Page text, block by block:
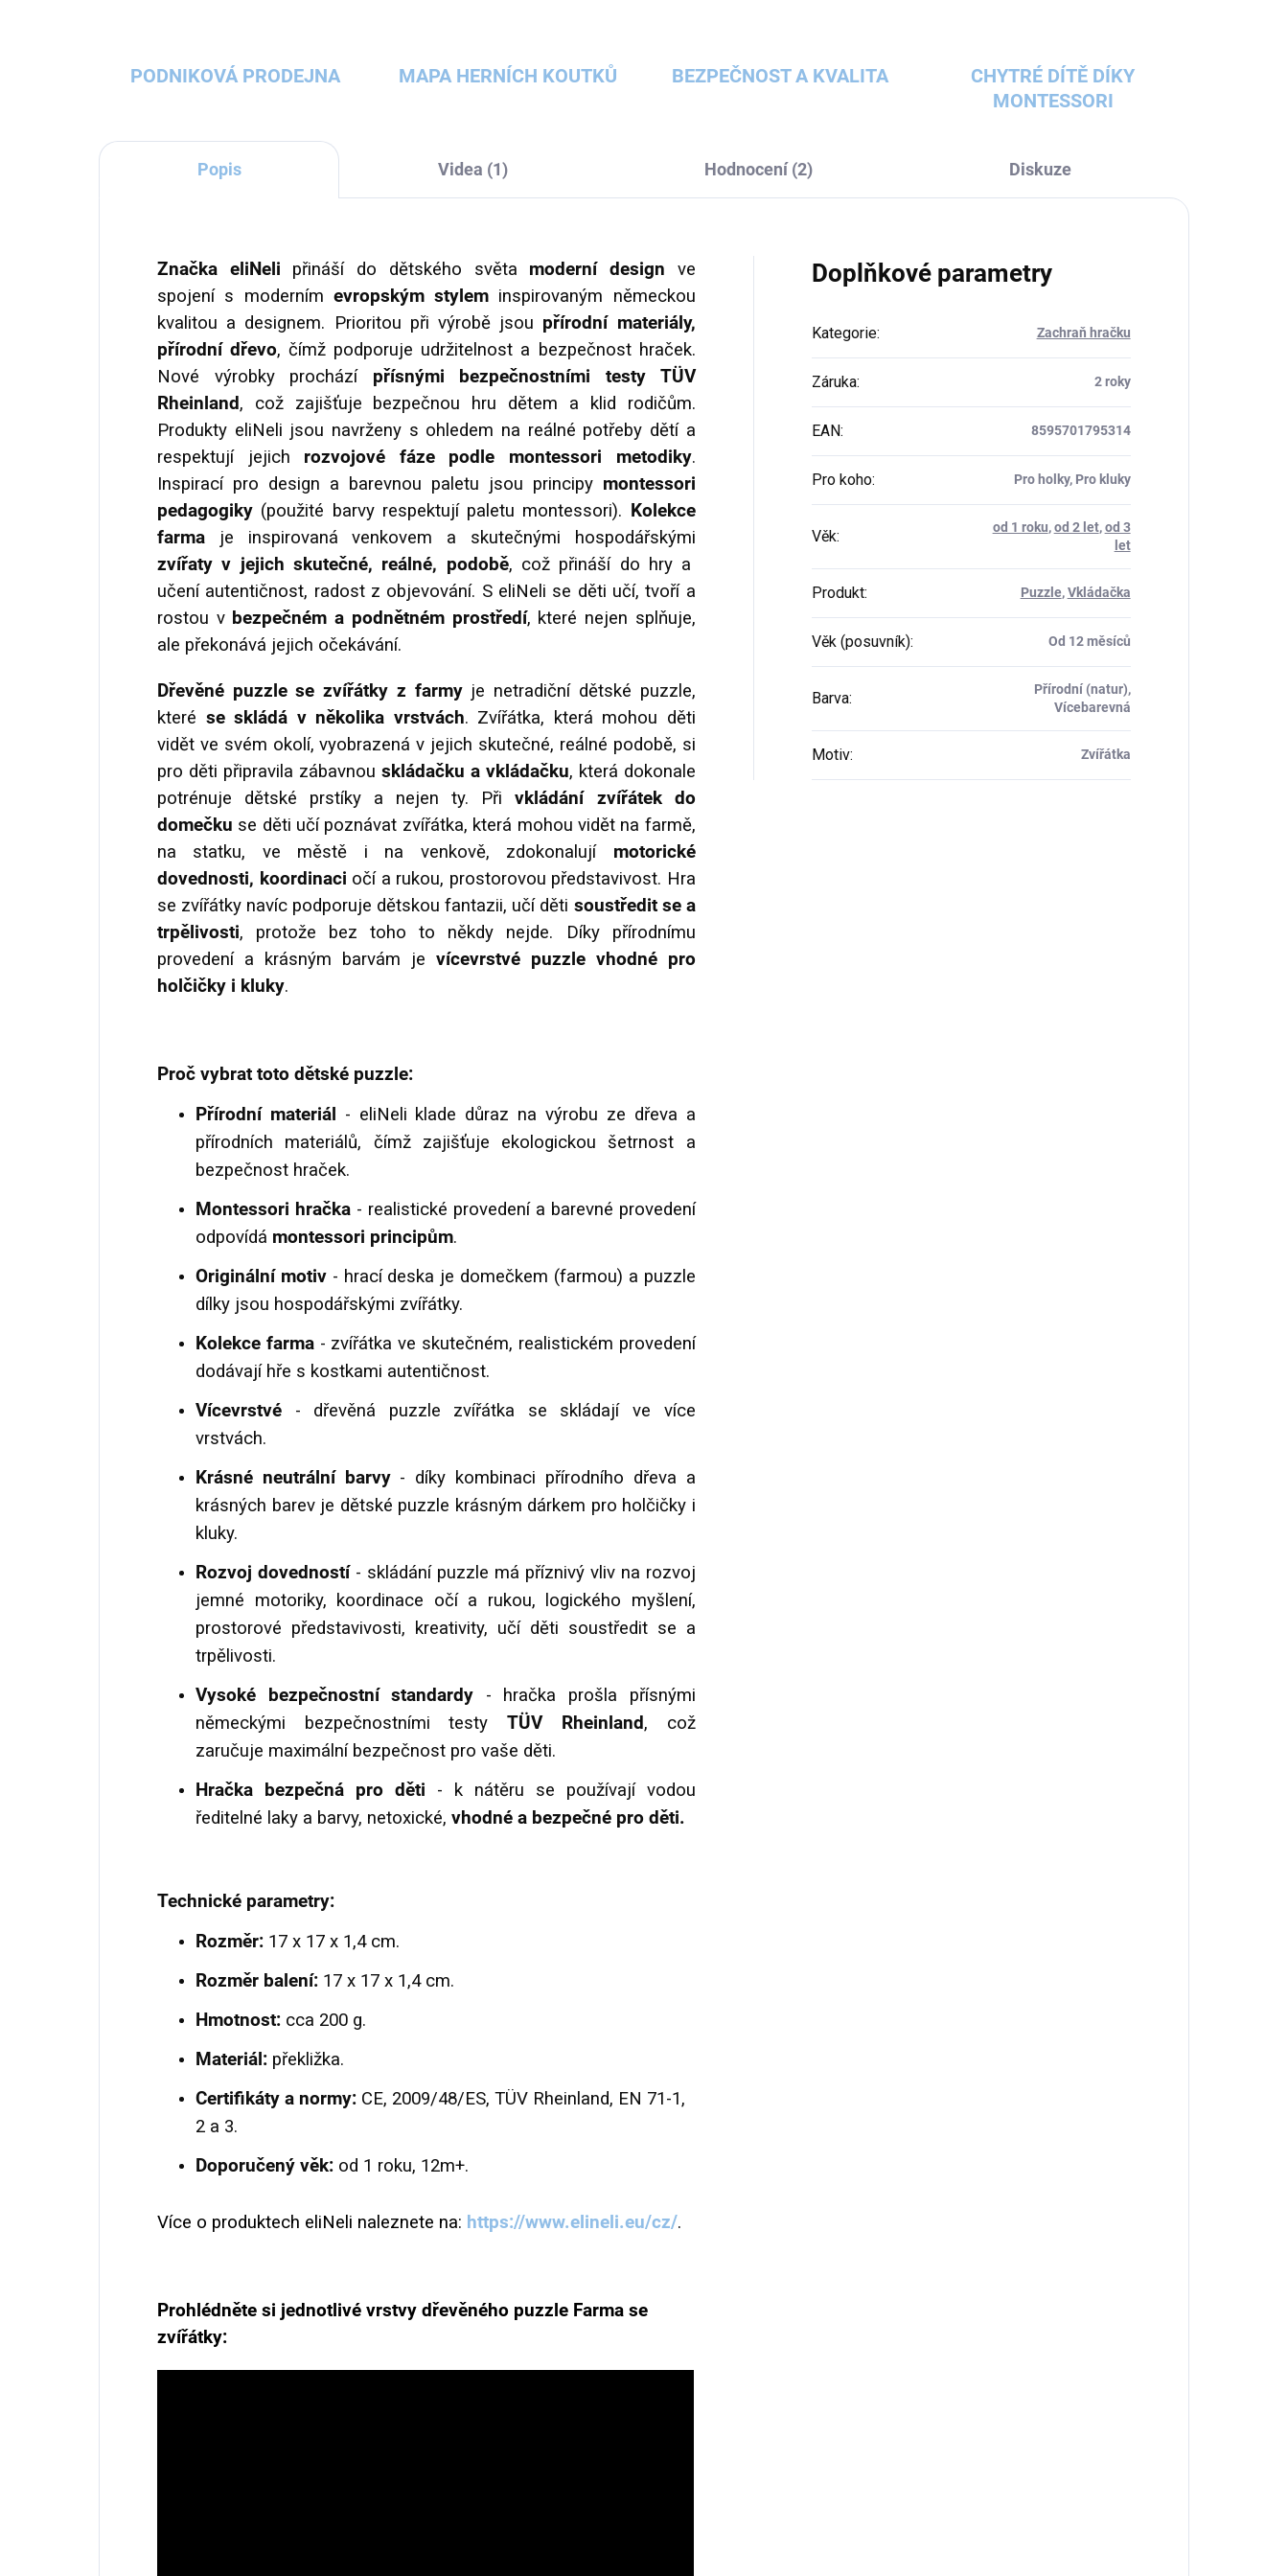
PODNIKOVÁ PRODEJNA MAPA HERNÍCH KOUTKŮ BEZPEČNOST A KVALITA
CHYTRÉ DÍTĚ DÍKY
MONTESSORI
Popis Videa (1) Hodnocení (2) Diskuze
Značka eliNeli přináší do dětského světa moderní design ve
spojení s moderním evropským stylem inspirovaným německou
kvalitou a designem. Prioritou při výrobě jsou přírodní materiály,
přírodní dřevo, čímž podporuje udržitelnost a bezpečnost hraček.
Nové výrobky procházípřísnými bezpečnostními testy TÜV
Rheinland, což zajišťuje bezpečnou hru dětem a klid rodičům.
Produkty eliNeli jsou navrženy s ohledem na reálné potřeby dětí a
respektují jejich rozvojové fáze podle montessori metodiky.
Inspirací pro design a barevnou paletu jsou principy montessori
pedagogiky (použité barvy respektují paletu montessori).
Kolekce
farma je inspirovaná venkovem a skutečnými hospodářskými
zvířaty v jejich skutečné, reálné, podobě, což přináší do hry a
učení autentičnost, radost z objevování. S eliNeli se děti učí, tvoří a
rostou vbezpečném a podnětném prostředí, které nejen splňuje,
ale překonává jejich očekávání.
Dřevěné puzzle se zvířátky z farmyje netradiční dětské puzzle,
které se skládá v několika vrstvách. Zvířátka, která mohou děti
vidět ve svém okolí, vyobrazená v jejich skutečné, reálné podobě, si
pro děti připravila zábavnou skládačku a vkládačku, která dokonale
potrénuje dětské prstíky a nejen ty. Přivkládání zvířátek do
domečku se děti učí poznávat zvířátka, která mohou vidět na farmě,
na statku, ve městě i na venkově, zdokonalují motorické
dovednosti, koordinaci očí a rukou, prostorovou představivost. Hra
se zvířátky navíc podporuje dětskou fantazii, učí děti soustředit se a
trpělivosti, protože bez toho to někdy nejde. Díky přírodnímu
provedení a krásným barvám je vícevrstvé puzzle vhodné pro
holčičky i kluky.
Proč vybrat toto dětské puzzle:
Přírodní materiál
- eliNeli klade důraz na výrobu ze dřeva a
přírodních materiálů, čímž zajišťuje ekologickou šetrnost a
bezpečnost hraček.
Montessori hračka- realistické provedení a barevné provedení
odpovídá montessori principům.
Originální motiv- hrací deska je domečkem (farmou) a puzzle
dílky jsou hospodářskými zvířátky.
Kolekce farma- zvířátka ve skutečném, realistickém provedení
dodávají hře s kostkami autentičnost.
Vícevrstvé - dřevěná puzzle zvířátka se skládají ve více
vrstvách.
Krásné neutrální barvy- díky kombinaci přírodního dřeva a
krásných barev je dětské puzzle krásným dárkem pro holčičky i
kluky.
Rozvoj dovedností- skládání puzzle má příznivý vliv na rozvoj
jemné motoriky, koordinace očí a rukou, logického myšlení,
prostorové představivosti, kreativity, učí děti soustředit se a
trpělivosti.
Vysoké bezpečnostní standardy - hračka prošla přísnými
německými bezpečnostními testyTÜV Rheinland, což
zaručuje maximální bezpečnost pro vaše děti.
Hračka bezpečná pro děti - k nátěru se používají vodou
ředitelné laky a barvy, netoxické, vhodné a bezpečné pro děti.
Technické parametry:
Rozměr: 17 x 17 x 1,4 cm.
Rozměr balení: 17 x 17 x 1,4 cm.
Hmotnost: cca 200 g.
Materiál: překližka.
Certifikáty a normy: CE, 2009/48/ES, TÜV Rheinland, EN 71-1,
2 a 3.
Doporučený věk: od 1 roku, 12m+.
Více o produktech eliNeli naleznete na: https://www.elineli.eu/cz/.
Prohlédněte si jednotlivé vrstvy dřevěného puzzle Farma se
zvířátky:
Doplňkové parametry
Kategorie: Zachraň hračku
Záruka: 2 roky
EAN: 8595701795314
Pro koho: Pro holky, Pro kluky
Věk: od 1 roku,od 2 let,od 3
let
Produkt: Puzzle,Vkládačka
Věk (posuvník): Od 12 měsíců
Barva:
Přírodní (natur),
Vícebarevná
Motiv: Zvířátka